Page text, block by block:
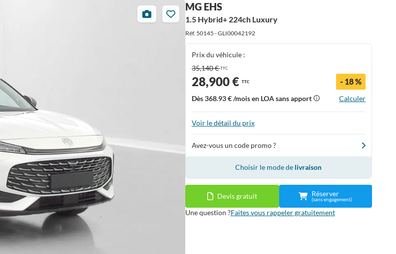
33
photos
MG EHS
1.5 Hybrid+ 224ch Luxury
Réf. 50145 - GLI00042192
Prix du véhicule :
35,140 €TTC
28,900 € TTC - 18 %
Dès368.93 €/mois en LOA sans apport Calculer
Voir le détail du prix
Avez-vous un code promo ?
Choisir le mode de livraison
Devis gratuit Réserver
(sans engagement)
Une question ?Faites vous rappeler gratuitement